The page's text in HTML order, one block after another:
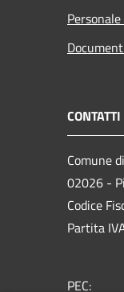
CONTATTI
Comune
02026 -
Codice
Partita
PEC: